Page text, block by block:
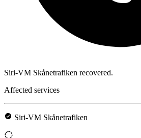
Siri-VM Skånetrafiken recovered.
Affected services
Siri-VM Skånetrafiken